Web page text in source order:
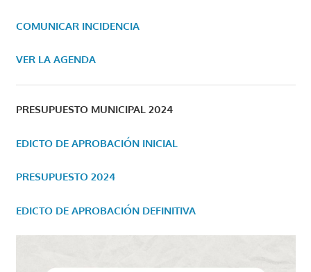
COMUNICAR INCIDENCIA
VER LA AGENDA
PRESUPUESTO MUNICIPAL 2024
EDICTO DE APROBACIÓN INICIAL
PRESUPUESTO 2024
EDICTO DE APROBACIÓN DEFINITIVA